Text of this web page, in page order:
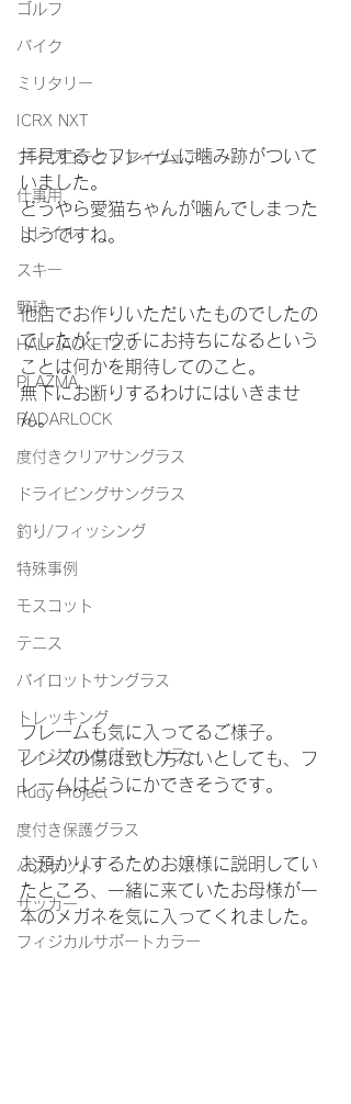
ゴルフ
バイク
ミリタリー
ICRX NXT
アイプロテクトアイウェア
仕事用
トレイル
スキー
野球
HALFJACKET2.0
PLAZMA
RADARLOCK
度付きクリアサングラス
ドライビングサングラス
釣り/フィッシング
特殊事例
モスコット
テニス
パイロットサングラス
トレッキング
フィジカルサポートカラー
Rudy Project
度付き保護グラス
バスケット
サッカー
フィジカルサポートカラー
拝見するとフレームに噛み跡がついて
いました。
どうやら愛猫ちゃんが噛んでしまった
ようですね。
他店でお作りいただいたものでしたの
でしたが、ウチにお持ちになるという
ことは何かを期待してのこと。
無下にお断りするわけにはいきませ
ん。
フレームも気に入ってるご様子。
レンズの傷は致し方ないとしても、フ
レームはどうにかできそうです。
お預かりするためお嬢様に説明してい
たところ、一緒に来ていたお母様が一
本のメガネを気に入ってくれました。